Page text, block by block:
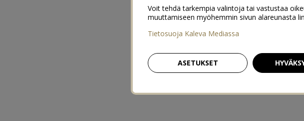
Voit tehdä tarkempia valintoja tai vastustaa
muuttamiseen myöhemmin sivun alareunasta
Tietosuoja Kaleva Mediassa
ASETUKSET